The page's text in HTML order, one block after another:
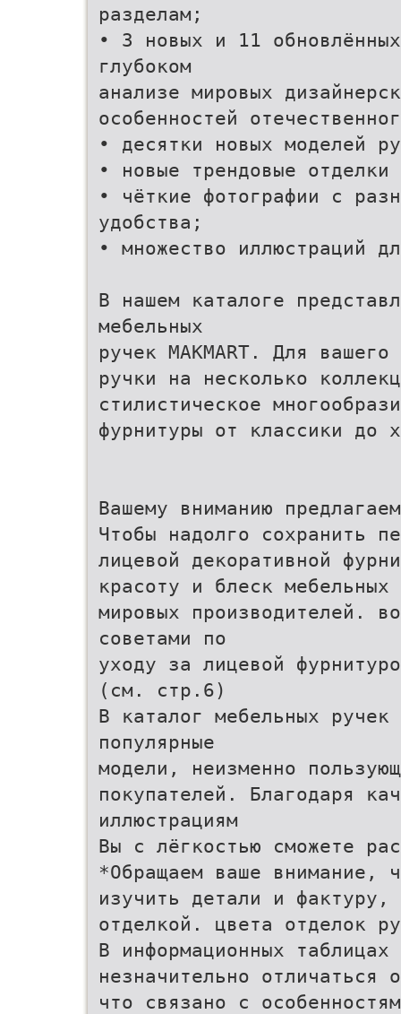
разделам;
• 3 новых и 11
глубоком
анализе мировых
особенностей
• десятки новых моделей
• новые трендовые
• чёткие фотографии с
удобства;
• множество иллюстраций
В нашем каталоге
мебельных
ручек MAKMART. Для
ручки на несколько
стилистическое
фурнитуры от классики до
Вашему вниманию
Чтобы надолго сохранить
лицевой декоративной
красоту и блеск мебельных
мировых производителей.
советами по
уходу за лицевой
(см. стр.6)
В каталог мебельных
популярные
модели, неизменно
покупателей. Благодаря
иллюстрациям
Вы с лёгкостью сможете
*Обращаем ваше внимание,
изучить детали и
отделкой. цвета отделок
В информационных таблицах
незначительно отличаться
что связано с